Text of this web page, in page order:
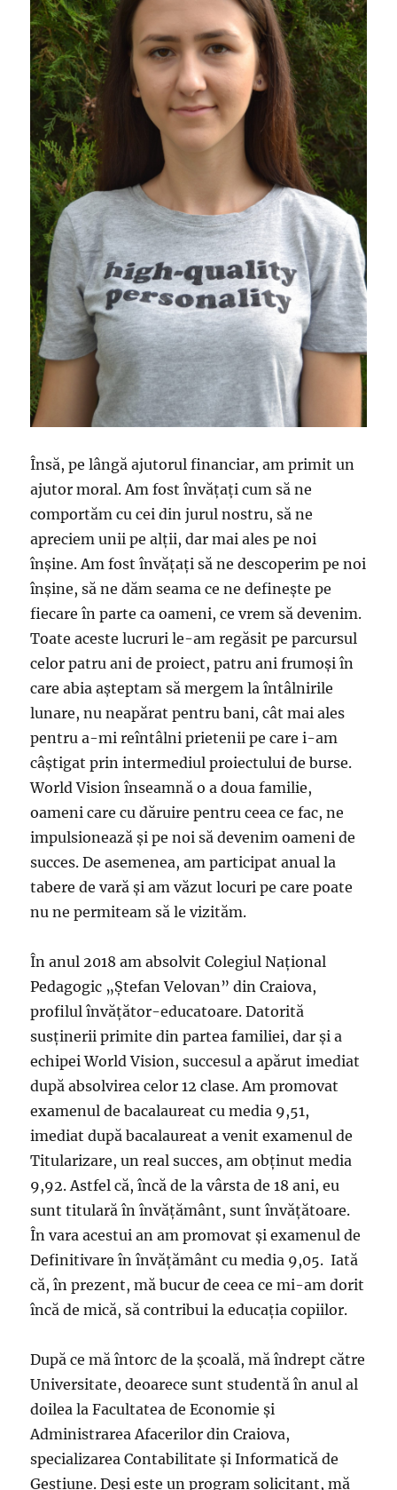
Însă, pe lângă ajutorul financiar, am primit un
ajutor moral. Am fost învăţaţi cum să ne
comportăm cu cei din jurul nostru, să ne
apreciem unii pe alţii, dar mai ales pe noi
înşine. Am fost învăţaţi să ne descoperim pe noi
înşine, să ne dăm seama ce ne defineşte pe
fiecare în parte ca oameni, ce vrem să devenim.
Toate aceste lucruri le-am regăsit pe parcursul
celor patru ani de proiect, patru ani frumoşi în
care abia aşteptam să mergem la întâlnirile
lunare, nu neapărat pentru bani, cât mai ales
pentru a-mi reîntâlni prietenii pe care i-am
câştigat prin intermediul proiectului de burse.
World Vision înseamnă o a doua familie,
oameni care cu dăruire pentru ceea ce fac, ne
impulsionează şi pe noi să devenim oameni de
succes. De asemenea, am participat anual la
tabere de vară şi am văzut locuri pe care poate
nu ne permiteam să le vizităm.
În anul 2018 am absolvit Colegiul Naţional
Pedagogic „Ştefan Velovan” din Craiova,
profilul învăţător-educatoare. Datorită
susţinerii primite din partea familiei, dar şi a
echipei World Vision, succesul a apărut imediat
după absolvirea celor 12 clase. Am promovat
examenul de bacalaureat cu media 9,51,
imediat după bacalaureat a venit examenul de
Titularizare, un real succes, am obţinut media
9,92. Astfel că, încă de la vârsta de 18 ani, eu
sunt titulară în învăţământ, sunt învăţătoare.
În vara acestui an am promovat şi examenul de
Definitivare în învăţământ cu media 9,05. Iată
că, în prezent, mă bucur de ceea ce mi-am dorit
încă de mică, să contribui la educaţia copiilor.
După ce mă întorc de la şcoală, mă îndrept către
Universitate, deoarece sunt studentă în anul al
doilea la Facultatea de Economie şi
Administrarea Afacerilor din Craiova,
specializarea Contabilitate şi Informatică de
Gestiune. Deşi este un program solicitant, mă